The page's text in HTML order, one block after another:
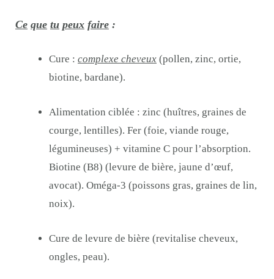
Ce que tu peux faire :
Cure : complexe cheveux (pollen, zinc, ortie,
biotine, bardane).
Alimentation ciblée : zinc (huîtres, graines de
courge, lentilles). Fer (foie, viande rouge,
légumineuses) + vitamine C pour l’absorption.
Biotine (B8) (levure de bière, jaune d’œuf,
avocat). Oméga-3 (poissons gras, graines de lin,
noix).
Cure de levure de bière (revitalise cheveux,
ongles, peau).